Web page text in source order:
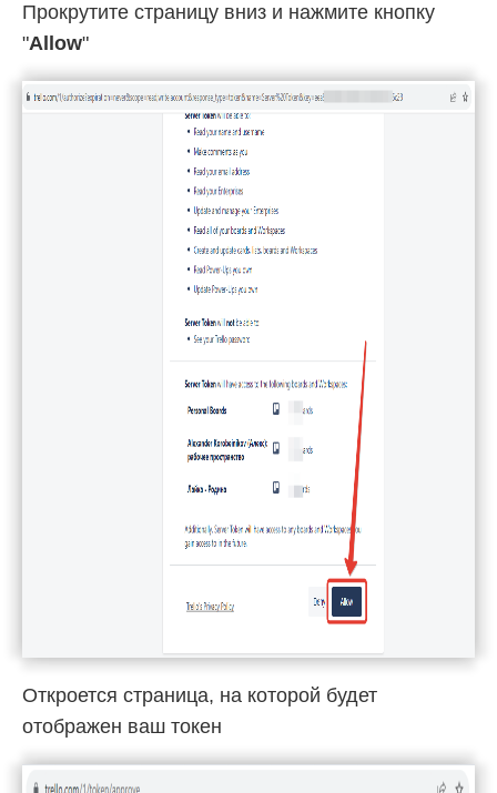
Прокрутите страницу вниз и нажмите кнопку
"Allow"
Откроется страница, на которой будет
отображен ваш токен